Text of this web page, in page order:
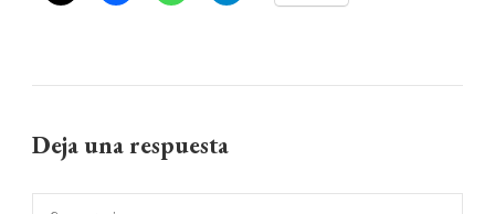
Deja una respuesta